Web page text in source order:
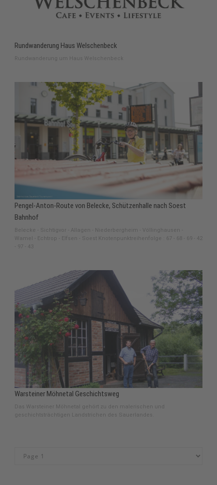
Rundwanderung Haus Welschenbeck
Rundwanderung um Haus Welschenbeck
Pengel-Anton-Route von Belecke, Schützenhalle nach Soest
Bahnhof
Belecke - Sichtigvor - Allagen - Niederbergheim - Völlinghausen -
Wamel - Echtrop - Elfsen - Soest Knotenpunktreihenfolge : 67 - 68 - 69 - 42
- 97 - 43
Warsteiner Möhnetal Geschichtsweg
Das Warsteiner Möhnetal gehört zu den malerischen und
geschichtsträchtigen Landstrichen des Sauerlandes.